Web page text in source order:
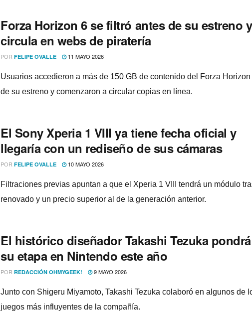
Forza Horizon 6 se filtró antes de su estreno
circula en webs de piratería
POR FELIPE OVALLE 11 MAYO 2026
Usuarios accedieron a más de 150 GB de contenido del Forza
de su estreno y comenzaron a circular copias en línea.
El Sony Xperia 1 VIII ya tiene fecha oficial y
llegaría con un rediseño de sus cámaras
POR FELIPE OVALLE 10 MAYO 2026
Filtraciones previas apuntan a que el Xperia 1 VIII tendrá un módulo
renovado y un precio superior al de la generación anterior.
El histórico diseñador Takashi Tezuka
su etapa en Nintendo este año
POR REDACCIÓN OHMYGEEK! 9 MAYO 2026
Junto con Shigeru Miyamoto, Takashi Tezuka colaboró en algunos de
juegos más influyentes de la compañía.